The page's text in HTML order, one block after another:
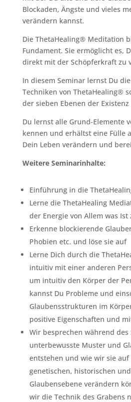
Blockaden, Ängste und vieles
verändern kannst.
Die ThetaHealing® Meditation
Fundament. Sie ermöglicht es,
direkt mit der Schöpferkraft zu
In diesem Seminar lernst Du
Techniken von ThetaHealing®
der sieben Ebenen der
Du lernst alle Grund-Elemente
kennen und erhältst eine Fülle
Dein Leben verändern und
Weitere Seminarinhalte:
Einführung in die
Lerne die ThetaHealing
der Energie von Allem was
Erkenne blockierende
Phobien etc. und löse sie auf
Lerne Dich durch die
intuitiv mit einer anderen
um intuitiv den Körper der
kannst Du Probleme und
Glaubensstrukturen im
positive Eigenschaften und
Wir besprechen während des
unterbewusste Muster und
entstehen und wie wir sie auf
genetischen, historischen
Glaubensebene verändern
wir die Technik des Grabens